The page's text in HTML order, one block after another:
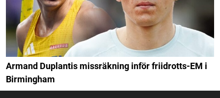
Armand Duplantis missräkning inför friidrotts-EM i
Birmingham